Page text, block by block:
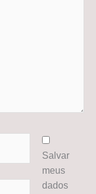
Salvar
meus
dados